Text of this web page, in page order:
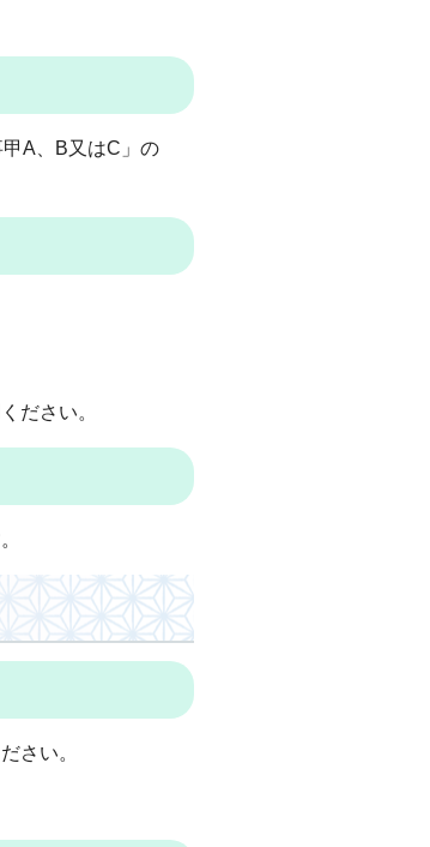
A、B又はC」の
ださい。
さい。